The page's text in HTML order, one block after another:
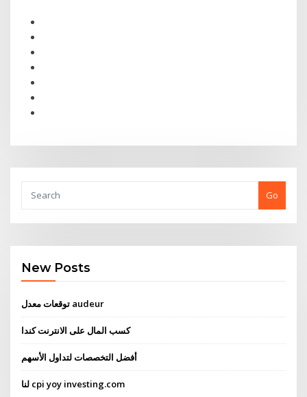
Go
New Posts
توقعات معدل audeur
كسب المال على الانترنت كندا
أفضل التخصصات لتداول الأسهم
لنا cpi yoy investing.com